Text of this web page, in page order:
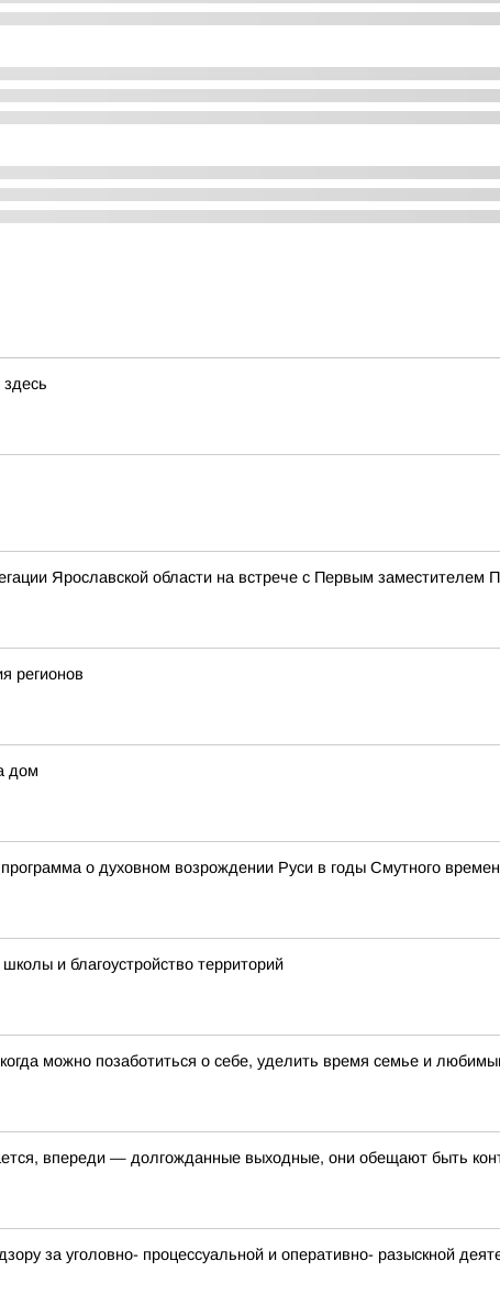
Ярославской области на встрече с Первым заместителем
регионов
дом
о духовном возрождении Руси в годы Смутного
и благоустройство территорий
можно позаботиться о себе, уделить время семье и
впереди — долгожданные выходные, они обещают быть
за уголовно- процессуальной и оперативно- разыскной